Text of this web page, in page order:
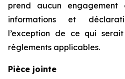
prend aucun
informations et
l’exception de ce qui
règlements applicables.
Pièce jointe